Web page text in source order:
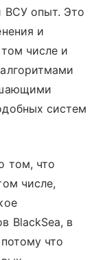
ВСУ опыт. Это
и
числе и
систем
том, что
числе,
BlackSea, в
что